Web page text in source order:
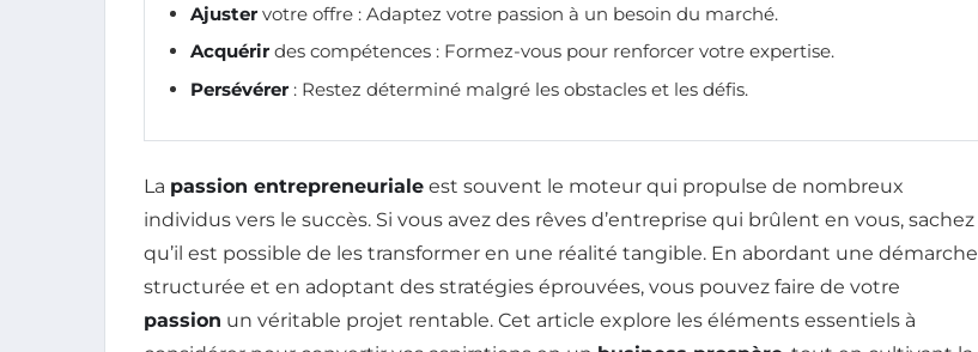
Ajuster votre offre : Adaptez votre passion à un besoin du marché.
Acquérir des compétences : Formez-vous pour renforcer votre expertise.
Persévérer : Restez déterminé malgré les obstacles et les défis.
La passion entrepreneuriale est souvent le moteur qui propulse de nombreux
individus vers le succès. Si vous avez des rêves d’entreprise qui brûlent en vous, sachez
qu’il est possible de les transformer en une réalité tangible. En abordant une démarche
structurée et en adoptant des stratégies éprouvées, vous pouvez faire de votre
passion un véritable projet rentable. Cet article explore les éléments essentiels à